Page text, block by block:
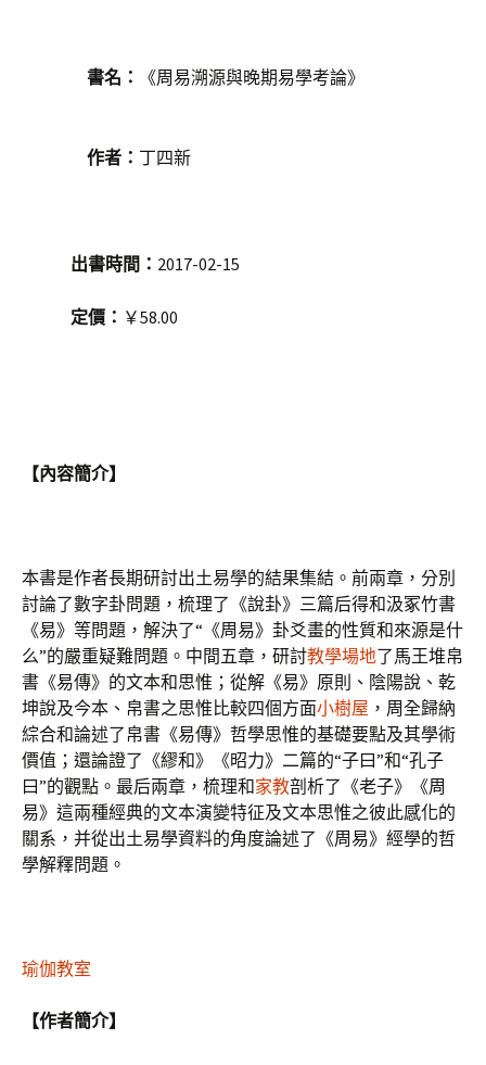
書名： 《周易溯源與晚期易學考論》
作者： 丁四新
出書時間： 2017-02-15
定價： ￥58.00
【內容簡介】
本書是作者長期研討出土易學的結果集結。前兩章，分別
討論了數字卦問題，梳理了《說卦》三篇后得和汲冢竹書
《易》等問題，解決了“《周易》卦爻畫的性質和來源是什
么”的嚴重疑難問題。中間五章，研討教學場地了馬王堆帛
書《易傳》的文本和思惟；從解《易》原則、陰陽說、乾
坤說及今本、帛書之思惟比較四個方面小樹屋 ，周全歸納
綜合和論述了帛書《易傳》哲學思惟的基礎要點及其學術
價值；還論證了《繆和》《昭力》二篇的“子曰”和“孔子
曰”的觀點。最后兩章，梳理和家教剖析了《老子》《周
易》這兩種經典的文本演變特征及文本思惟之彼此感化的
關系，并從出土易學資料的角度論述了《周易》經學的哲
學解釋問題。
瑜伽教室
【作者簡介】